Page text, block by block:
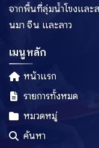
พิษณุโลก
ภูเก็ต
ยะลา
ยโสธร
จากพื้นที่ลุ่มน้ำโขงและ
นมา จีน และลาว
เมนูหลัก
หน้าแรก
รายการทั้งหมด
หมวดหมู่
ค้นหา